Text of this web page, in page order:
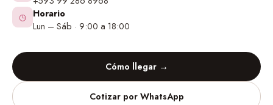
◷ Horario
Lun – Sáb · 9:00 a 18:00
Cómo llegar →
Cotizar por WhatsApp